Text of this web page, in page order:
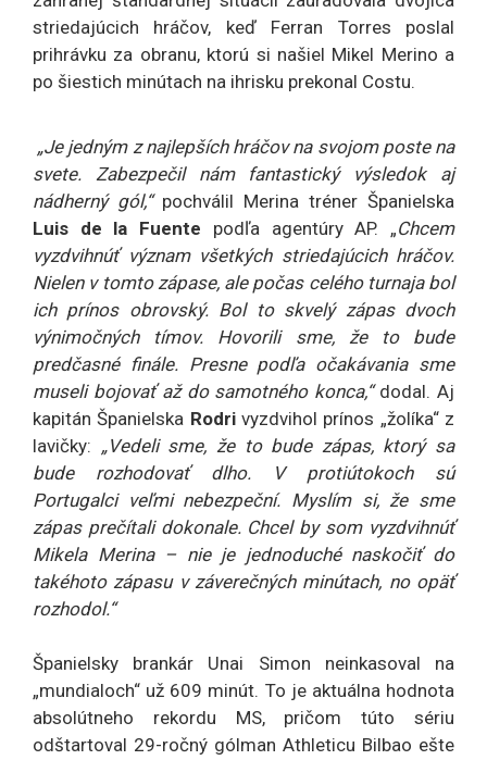
striedajúcich hráčov, keď Ferran Torres poslal
prihrávku za obranu, ktorú si našiel Mikel Merino a
po šiestich minútach na ihrisku prekonal Costu.
„Je jedným z najlepších hráčov na svojom poste na
svete. Zabezpečil nám fantastický výsledok aj
nádherný gól,“ pochválil Merina tréner Španielska
Luis de la Fuente podľa agentúry AP. „Chcem
vyzdvihnúť význam všetkých striedajúcich hráčov.
Nielen v tomto zápase, ale počas celého turnaja bol
ich prínos obrovský. Bol to skvelý zápas dvoch
výnimočných tímov. Hovorili sme, že to bude
predčasné finále. Presne podľa očakávania sme
museli bojovať až do samotného konca,“dodal. Aj
kapitán Španielska Rodrivyzdvihol prínos „žolíka“ z
lavičky: „Vedeli sme, že to bude zápas, ktorý sa
bude rozhodovať dlho. V protiútokoch sú
Portugalci veľmi nebezpeční. Myslím si, že sme
zápas prečítali dokonale. Chcel by som vyzdvihnúť
Mikela Merina – nie je jednoduché naskočiť do
takéhoto zápasu v záverečných minútach, no opäť
rozhodol.“
Španielsky brankár Unai Simon neinkasoval na
„mundialoch“ už 609 minút. To je aktuálna hodnota
absolútneho rekordu MS, pričom túto sériu
odštartoval 29-ročný gólman Athleticu Bilbao ešte